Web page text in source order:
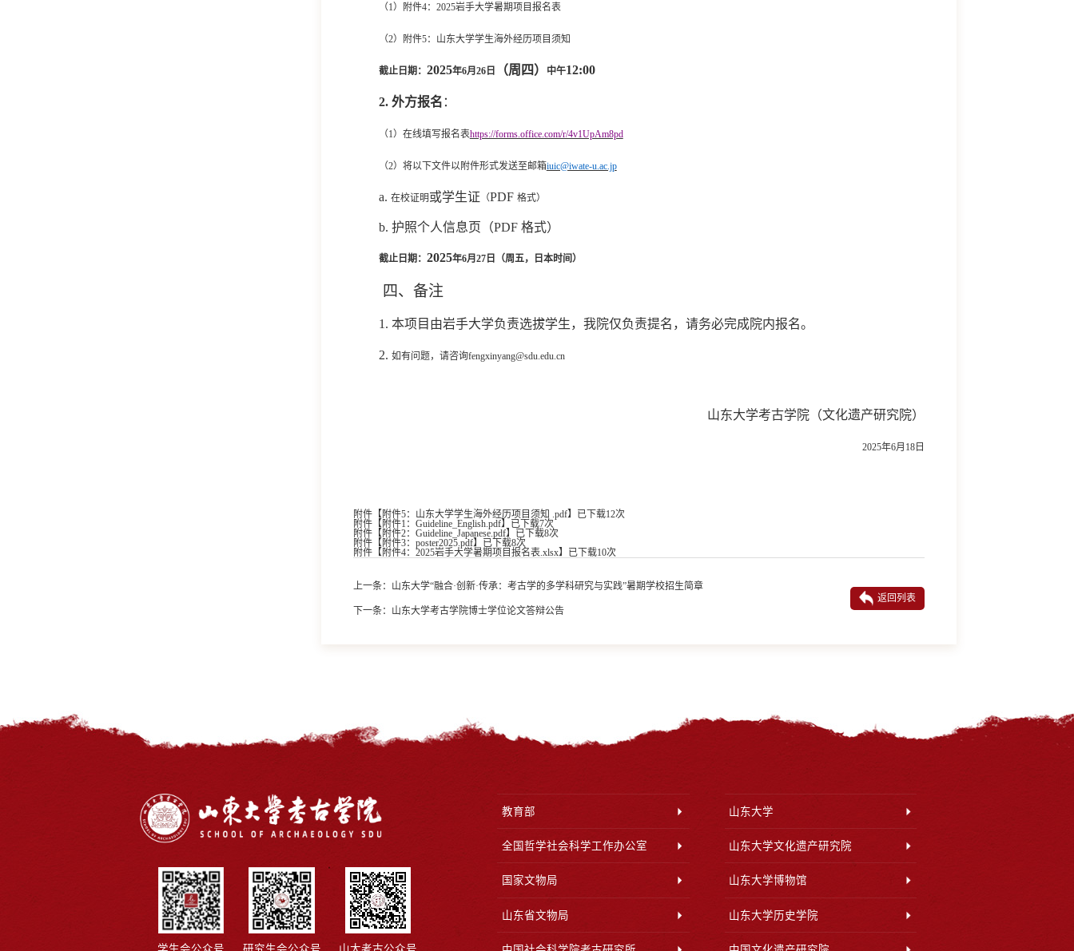
（1 ） 附件4： 2025岩手大学暑期项目报名表
（2）附件5：山东大学学生海外经历项目须知
截止日期： 2025年6月 26日 （周四） 中午12:00
2. 外方报名 ：
（1 ）在线填写报名表https://forms.office.com/r/4v1UpAm8pd
（2） 将以下文件以附件形式发送至邮箱iuic@iwate-u.ac.jp
a. 在校证明或学生证 （PDF 格式）
b. 护照个人信息页（PDF 格式）
截止日期： 2025年6月 27日（周五，日本时间）
四、 备注
1. 本项目由岩手大学负责选拔学生，我院仅负责提名，请务必完成院内报名。
2. 如有问题，请咨询fengxinyang@sdu.edu.cn
山东大学考古学院（文化遗产研究院）
2025年6月 18 日
附件【附件5：山东大学学生海外经历项目须知 .pdf】已下载12次
附件【附件1：Guideline_English.pdf】已下载7次
附件【附件2：Guideline_Japanese.pdf】已下载8次
附件【附件3：poster2025.pdf】已下载8次
附件【附件4：2025岩手大学暑期项目报名表.xlsx】已下载10次
上一条： 山东大学“融合·创新·传承：考古学的多学科研究与实践”暑期学校招生简章
下一条： 山东大学考古学院博士学位论文答辩公告
返回列表
学生会公众号 研究生会公众号 山大考古公众号
教育部 山东大学
全国哲学社会科学工作办公室 山东大学文化遗产研究院
国家文物局 山东大学博物馆
山东省文物局 山东大学历史学院